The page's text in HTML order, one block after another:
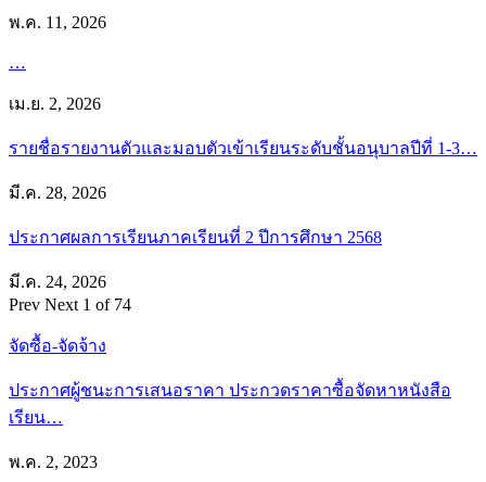
พ.ค. 11, 2026
…
เม.ย. 2, 2026
รายชื่อรายงานตัวและมอบตัวเข้าเรียนระดับชั้นอนุบาลปีที่ 1-3…
มี.ค. 28, 2026
ประกาศผลการเรียนภาคเรียนที่ 2 ปีการศึกษา 2568
มี.ค. 24, 2026
Prev Next 1 of 74
จัดซื้อ-จัดจ้าง
ประกาศผู้ชนะการเสนอราคา ประกวดราคาซื้อจัดหาหนังสือ
เรียน…
พ.ค. 2, 2023